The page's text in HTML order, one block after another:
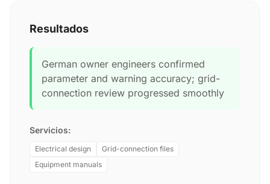
Resultados
German owner engineers confirmed
parameter and warning accuracy; grid-
connection review progressed smoothly
Servicios:
Electrical design
Grid-connection files
Equipment manuals